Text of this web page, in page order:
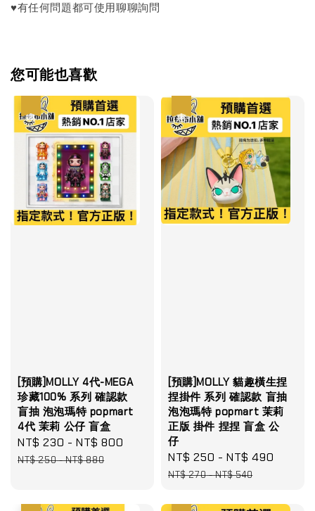
♥有任何問題都可使用聊聊詢問
您可能也喜歡
[預購]MOLLY 4代-MEGA
珍藏100% 系列 確認款
盲抽 泡泡瑪特 popmart
4代 茉莉 公仔 盲盒
Sale
price
NT$ 230 -NT$ 800
Regular
NT$ 250-NT$ 880
[預購]MOLLY 貓趣橫生捏
捏掛件 系列 確認款 盲抽
泡泡瑪特 popmart 茉莉
正版 掛件 捏捏 盲盒 公
仔
Sale
price
NT$ 250 -NT$ 490
NT$ 270-NT$ 540